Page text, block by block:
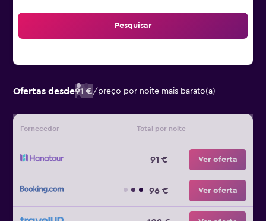
Pesquisar
Ofertas desde91 €/preço por noite mais barato(a)
Fornecedor Total por noite
91 € Ver oferta
96 € Ver oferta